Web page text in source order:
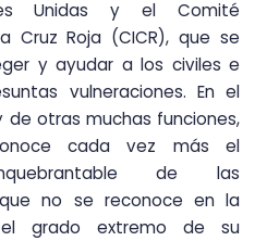
Unidas y el Comité
Cruz Roja (CICR), que se
y ayudar a los civiles e
vulneraciones. En el
otras muchas funciones,
cada vez más el
de las
no se reconoce en la
grado extremo de su